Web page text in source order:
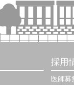
採用
医師募